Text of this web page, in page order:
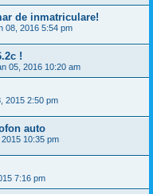
de inmatriculare!
08, 2016 5:54 pm
!
05, 2016 10:20 am
2015 2:50 pm
auto
10:35 pm
7:16 pm